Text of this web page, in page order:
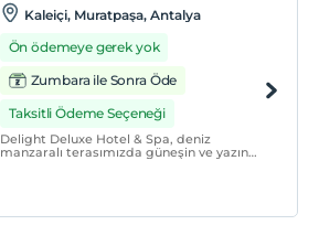
Kaleiçi, Muratpaşa, Antalya
Ön ödemeye gerek yok
Zumbara ile Sonra Öde
Taksitli Ödeme Seçeneği
Delight Deluxe Hotel & Spa, deniz
manzaralı terasımızda güneşin ve yazın